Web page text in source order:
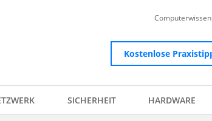
Kostenlose
SICHERHEIT HARDWARE